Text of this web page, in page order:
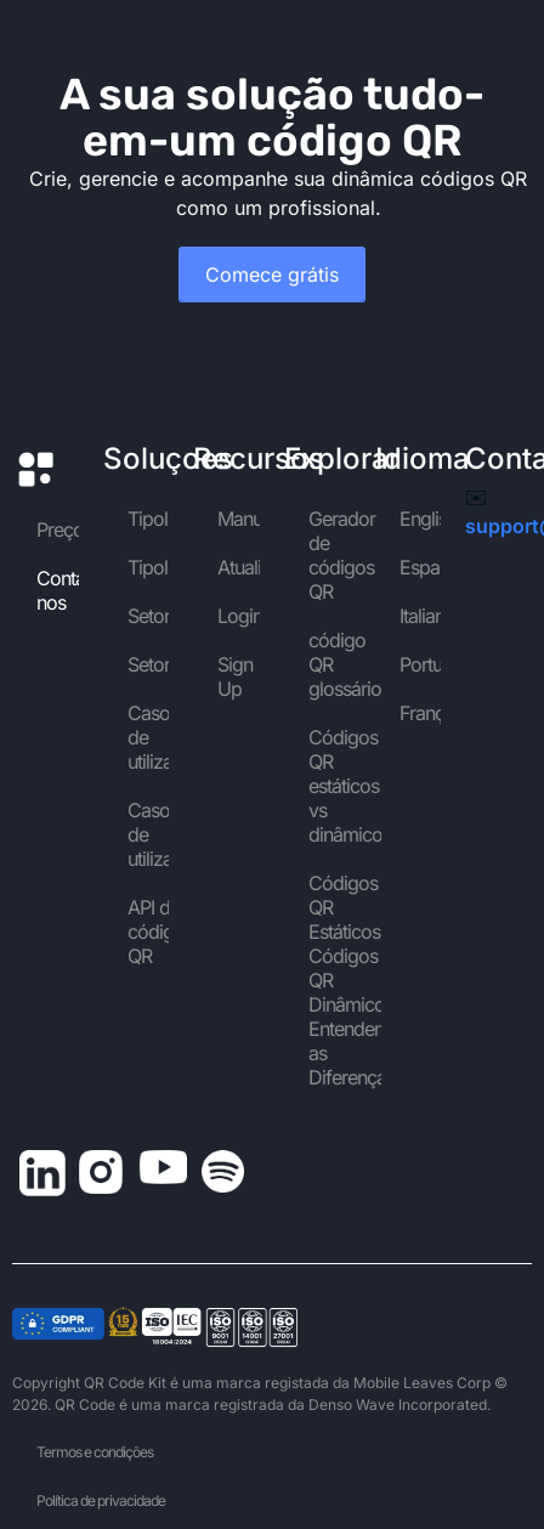
A sua solução tudo-
em-um código QR
Crie, gerencie e acompanhe sua dinâmica códigos QR
como um profissional.
Comece grátis
Preços
Contactar-
nos
Soluçoes
Tipologias
Tipologias
Setores
Setores
Casos
de
utilização
Casos
de
utilização
API de
códigos
QR
Recursos
Manuais
Atualidade
Login
Sign
Up
Explorar
Gerador
de
códigos
QR
código
QR
glossário
Códigos
QR
estáticos
vs
dinâmicos
Códigos
QR
Estáticos vs
Códigos
QR
Dinâmicos:
Entendendo
as
Diferenças
Idioma
English
Español
Italiano
Português
Français
✉️
Copyright QR Code Kit é uma marca registada da Mobile Leaves Corp ©
2026. QR Code é uma marca registrada da Denso Wave Incorporated.
Termos e condições
Política de privacidade